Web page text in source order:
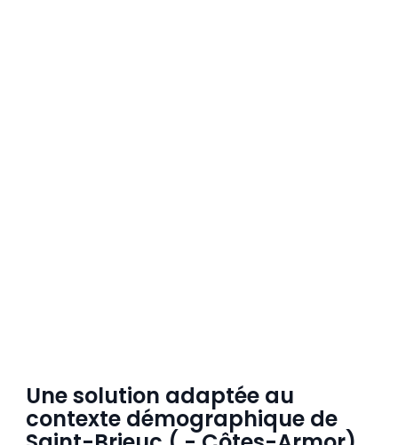
Une solution adaptée au
contexte démographique de